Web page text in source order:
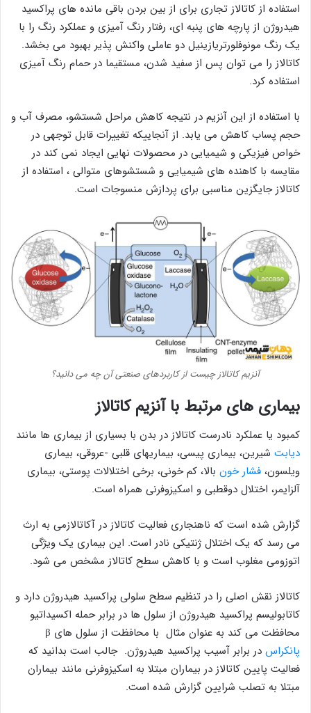
استفاده از کاتالاز تجاری برای از بین بردن باقی مانده های پراکسید
هیدروژن از پارچه های پنبه ای، رفتار رنگ آمیزی و عملکرد رنگ را با
یک رنگ مونوفلورتریازینیل دو عاملی واکنش پذیر بهبود می بخشد.
کاتالاز را می توان پس از سفید شدن، مستقیما در حمام رنگ آمیزی
استفاده کرد.
با استفاده از این آنزیم در نتیجه کاهش مراحل شستشو، مصرف آب و
حجم پساب کاهش می یابد. از آنجاییکه تغییرات قابل توجهی در
خواص فیزیکی و شیمیایی در محصولات نهایی ایجاد نمی کند در
مقایسه با کاهنده های شیمیایی و شستشوهای متوالی ، استفاده از
کاتالاز جایگزین مناسبی برای پردازش منسوجات است.
آنزیم کاتالاز چیست از کاربردهای صنعتی آن چه می دانید؟
بیماری های مرتبط با آنزیم کاتالاز
کمبود یا عملکرد نادرست کاتالاز در بدن با بسیاری از بیماری ها مانند
دیابت شیرین، بیماری پیسی، بیماریهای قلبی -عروقی، بیماری
ویلسون، فشار خون بالا، کم خونی، برخی اختلالات پوستی، بیماری
آلزایمر، اختلال دوقطبی و اسکیزوفرنی همراه است.
گزارش شده است که ناهنجاری فعالیت کاتالاز در آکاتالازمی به ارث
می رسد که یک اختلال ژنتیکی نادر است. این بیماری یک ویژگی
اتوزومی مغلوب است و با کاهش سطح کاتالاز مشخص می شود.
کاتالاز نقش اصلی را در تنظیم سطح سلولی پراکسید هیدروژن دارد و
کاتابولیسم پراکسید هیدروژن از سلول ها در برابر حمله اکسیداتیو
محافظت می کند به عنوان مثال با محافظت از سلول های β
پانکراس در برابر آسیب پراکسید هیدروژن. جالب است بدانید که
فعالیت پایین کاتالاز در بیماران مبتلا به اسکیزوفرنی مانند بیماران
مبتلا به تصلب شرایین گزارش شده است.